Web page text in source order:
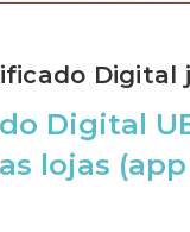
Digital
Digital
lojas